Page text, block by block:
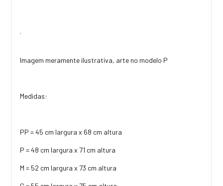
.
Imagem meramente ilustrativa, arte no modelo P
Medidas:
PP = 45 cm largura x 68 cm altura
P = 48 cm largura x 71 cm altura
M = 52 cm largura x 73 cm altura